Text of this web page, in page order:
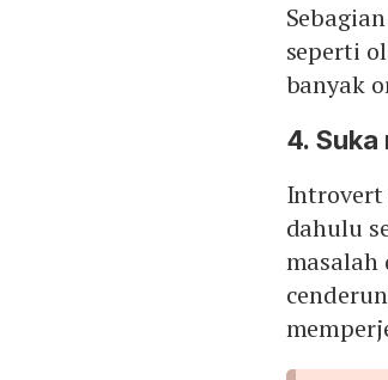
seperti
banyak
4.
Introvert
dahulu
masalah